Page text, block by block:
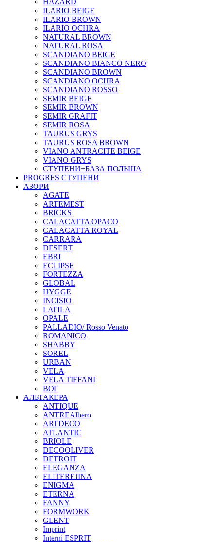
HAZARD
ILARIO BEIGE
ILARIO BROWN
ILARIO OCHRA
NATURAL BROWN
NATURAL ROSA
SCANDIANO BEIGE
SCANDIANO BIANCO NERO
SCANDIANO BROWN
SCANDIANO OCHRA
SCANDIANO ROSSO
SEMIR BEIGE
SEMIR BROWN
SEMIR GRAFIT
SEMIR ROSA
TAURUS GRYS
TAURUS ROSA BROWN
VIANO ANTRACITE BEIGE
VIANO GRYS
СТУПЕНИ+БАЗА ПОЛЬША
PROGRES СТУПЕНИ
АЗОРИ
AGATE
ARTEMEST
BRICKS
CALACATTA OPACO
CALACATTA ROYAL
CARRARA
DESERT
EBRI
ECLIPSE
FORTEZZA
GLOBAL
HYGGE
INCISIO
LATILA
OPALE
PALLADIO/ Rosso Venato
ROMANICO
SHABBY
SOREL
URBAN
VELA
VELA TIFFANI
ВОГ
АЛЬТАКЕРА
ANTIQUE
ANTREAlbero
ARTDECO
ATLANTIC
BRIOLE
DECOOLIVER
DETROIT
ELEGANZA
ELITEREJINA
ENIGMA
ETERNA
FANNY
FORMWORK
GLENT
Imprint
Interni ESPRIT